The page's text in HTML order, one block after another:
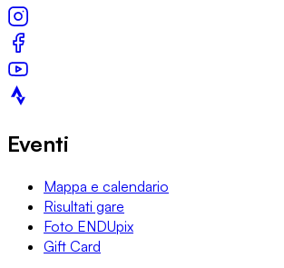
Eventi
Mappa e calendario
Risultati gare
Foto ENDUpix
Gift Card